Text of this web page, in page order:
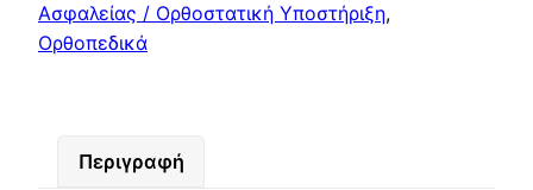
Ασφαλείας / Ορθοστατική Υποστήριξη,
Ορθοπεδικά
Περιγραφή